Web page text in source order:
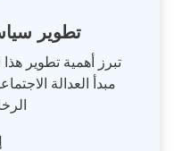
تطوير
تبرز أهمية تطوير
مبدأ العدالة